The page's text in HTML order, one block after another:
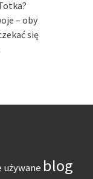
– oby
się
używane blog